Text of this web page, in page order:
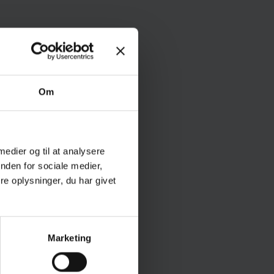
Om
og til at analysere
for sociale medier,
oplysninger, du har givet
Marketing